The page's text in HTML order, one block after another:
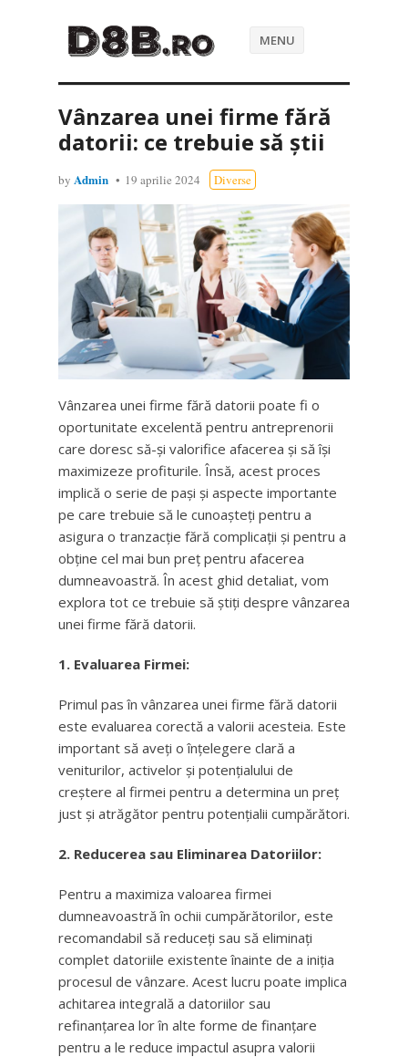
MENU
Vânzarea unei firme fără
datorii: ce trebuie să știi
by Admin 19 aprilie 2024 Diverse
Vânzarea unei firme fără datorii poate fi o
oportunitate excelentă pentru antreprenorii
care doresc să-și valorifice afacerea și să își
maximizeze profiturile. Însă, acest proces
implică o serie de pași și aspecte importante
pe care trebuie să le cunoașteți pentru a
asigura o tranzacție fără complicații și pentru a
obține cel mai bun preț pentru afacerea
dumneavoastră. În acest ghid detaliat, vom
explora tot ce trebuie să știți despre vânzarea
unei firme fără datorii.
1. Evaluarea Firmei:
Primul pas în vânzarea unei firme fără datorii
este evaluarea corectă a valorii acesteia. Este
important să aveți o înțelegere clară a
veniturilor, activelor și potențialului de
creștere al firmei pentru a determina un preț
just și atrăgător pentru potențialii cumpărători.
2. Reducerea sau Eliminarea Datoriilor:
Pentru a maximiza valoarea firmei
dumneavoastră în ochii cumpărătorilor, este
recomandabil să reduceți sau să eliminați
complet datoriile existente înainte de a iniția
procesul de vânzare. Acest lucru poate implica
achitarea integrală a datoriilor sau
refinanțarea lor în alte forme de finanțare
pentru a le reduce impactul asupra valorii